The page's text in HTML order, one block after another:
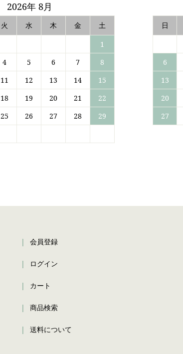
2026年 8月
火 水 木 金
土
1
4 5 6 7
8
11 12 13 14
15
18 19 20 21
22
25 26 27 28
29
日
6
13
20
27
会員登録
ログイン
カート
商品検索
送料について